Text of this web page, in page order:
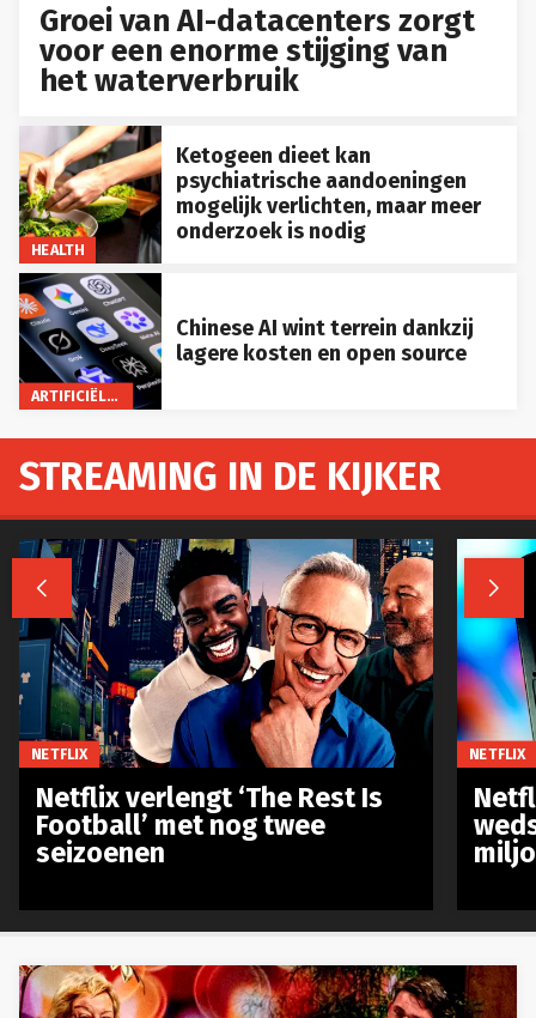
Groei van AI-datacenters zorgt
voor een enorme stijging van
het waterverbruik
HEALTH
Ketogeen dieet kan
psychiatrische aandoeningen
mogelijk verlichten, maar meer
onderzoek is nodig
ARTIFICIËLE INTELLIGENTIE
Chinese AI wint terrein dankzij
lagere kosten en open source
STREAMING IN DE KIJKER
 
NETFLIX
Netflix verlengt ‘The Rest Is
Football’ met nog twee
seizoenen
NETFLIX